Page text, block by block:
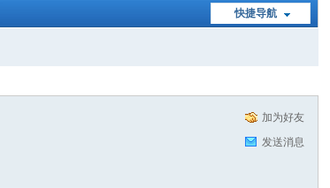
快捷导航
加为好友
发送消息